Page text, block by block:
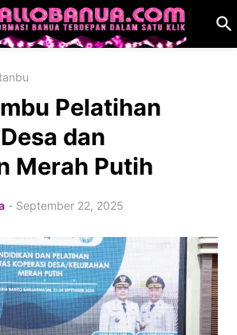
Pelatihan
dan
Merah Putih
- September 22, 2025